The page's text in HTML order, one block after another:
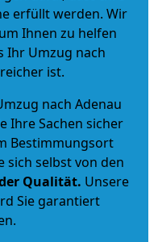
erfüllt werden. Wir
Ihnen zu helfen
Ihr Umzug nach
ist.
nach Adenau
Ihre Sachen sicher
Bestimmungsort
sich selbst von den
Qualität. Unsere
Sie garantiert